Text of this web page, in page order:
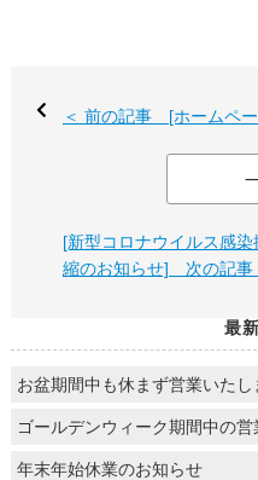
＜ 前の記事 [ホームペ
[新型コロナウイルス感
縮のお知らせ] 次の記事
最
お盆期間中も休まず営業いたし
ゴールデンウィーク期間中の
年末年始休業のお知らせ